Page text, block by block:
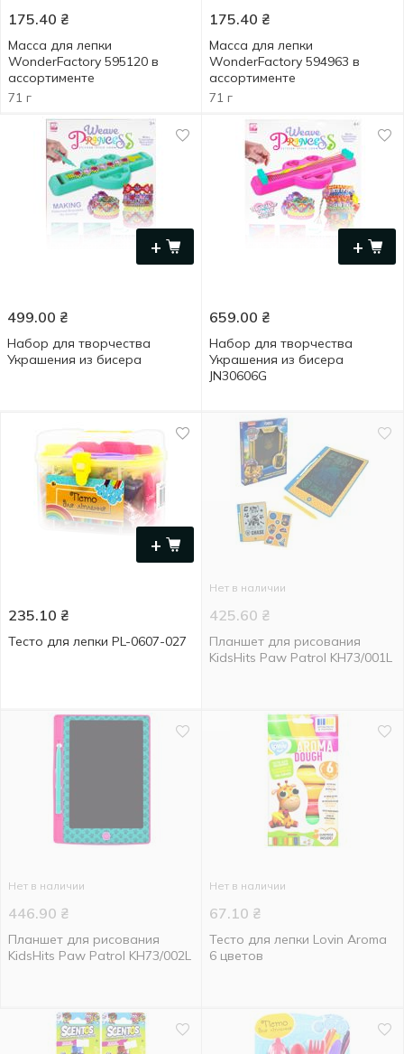
175.40 ₴
Масса для лепки
WonderFactory 595120 в
ассортименте
71 г
175.40 ₴
Масса для лепки
WonderFactory 594963 в
ассортименте
71 г
+
499.00 ₴
Набор для творчества
Украшения из бисера
+
659.00 ₴
Набор для творчества
Украшения из бисера
JN30606G
+
235.10 ₴
Тесто для лепки PL-0607-027
Нет в наличии
425.60 ₴
Планшет для рисования
KidsHits Paw Patrol KH73/001L
Нет в наличии
446.90 ₴
Планшет для рисования
KidsHits Paw Patrol KH73/002L
Нет в наличии
67.10 ₴
Тесто для лепки Lovin Aroma
6 цветов